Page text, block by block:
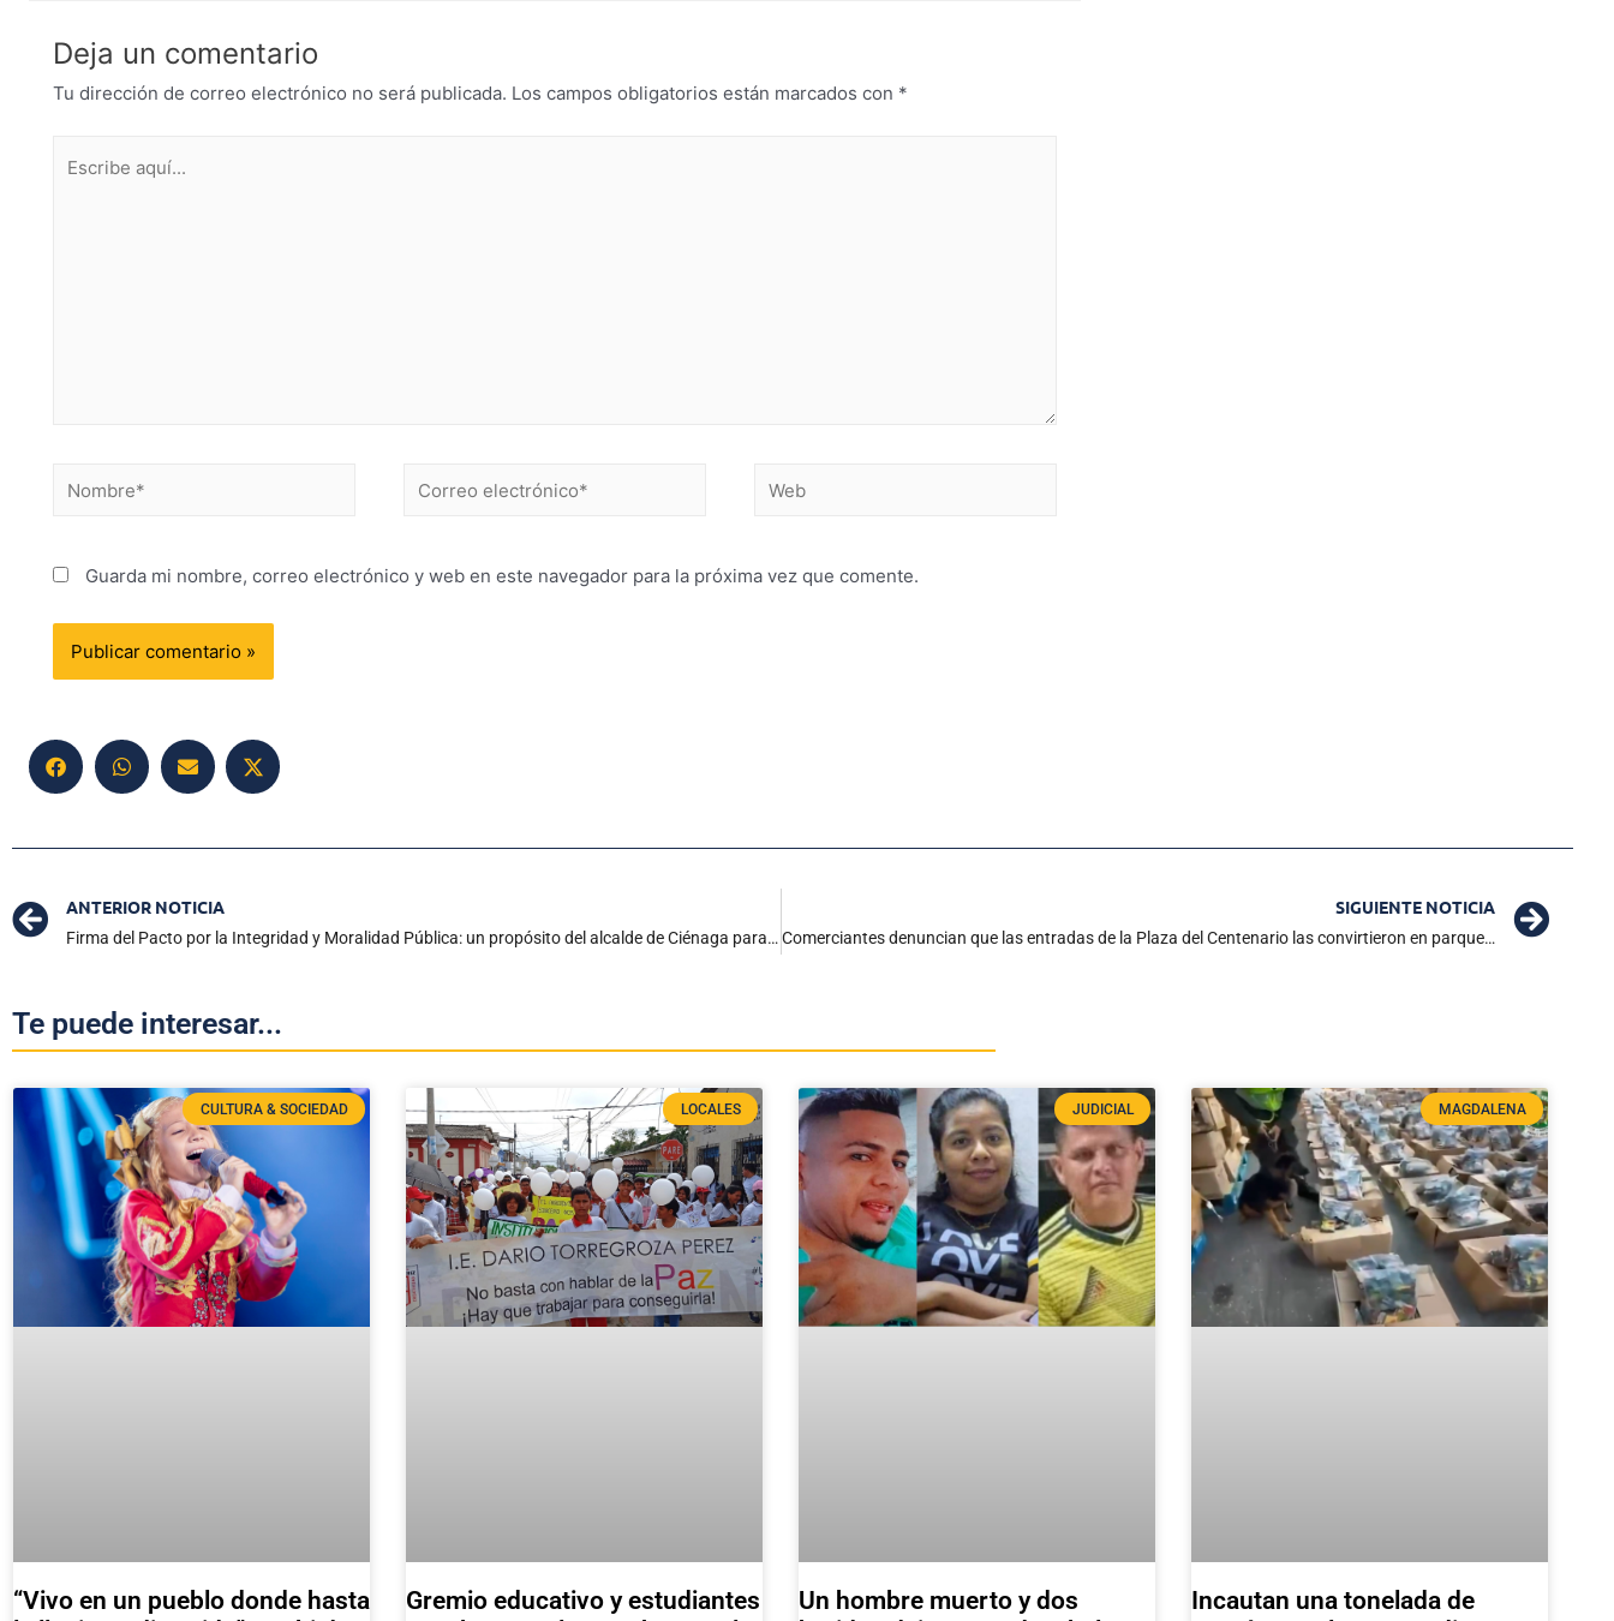
Deja un comentario
Tu dirección de correo electrónico no será publicada. Los campos obligatorios están marcados con *
Guarda mi nombre, correo electrónico y web en este navegador para la próxima vez que comente.
ANTERIOR NOTICIA
Firma del Pacto por la Integridad y Moralidad Pública: un propósito del alcalde de Ciénaga para fortalecer la gestión
SIGUIENTE NOTICIA
Comerciantes denuncian que las entradas de la Plaza del Centenario las convirtieron en parqueadero público
Te puede interesar...
CULTURA & SOCIEDAD
“Vivo en un pueblo donde hasta
LOCALES
Gremio educativo y estudiantes
JUDICIAL
Un hombre muerto y dos
MAGDALENA
Incautan una tonelada de